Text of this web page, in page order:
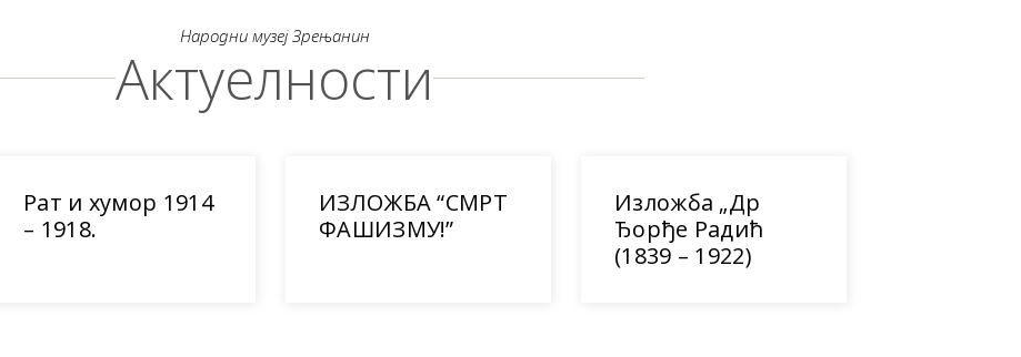
Народни музеј Зрењанин
Актуелности
Рат и хумор 1914
– 1918.
ИЗЛОЖБА “СМРТ
ФАШИЗМУ!”
Изложба „Др
Ђорђе Радић
(1839 – 1922)